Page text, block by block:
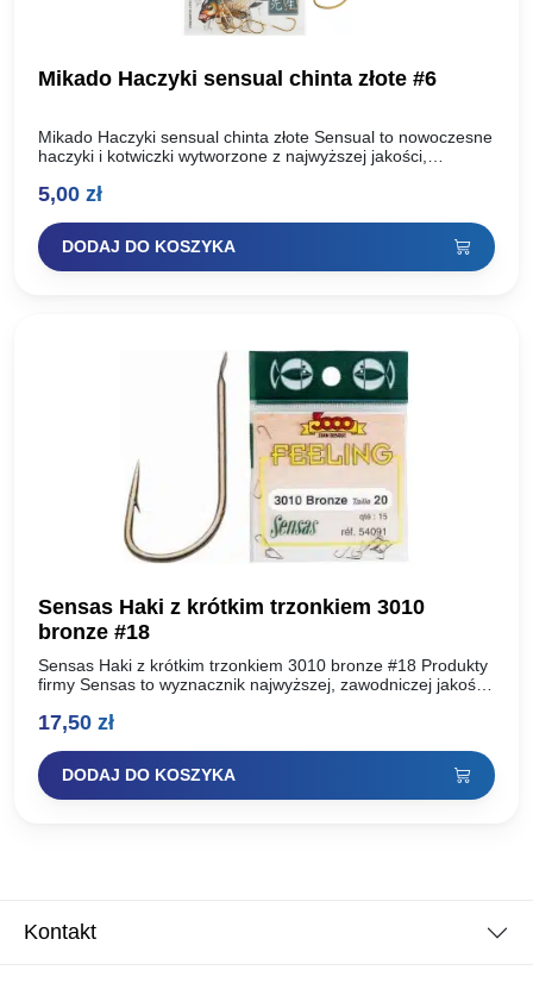
Mikado Haczyki sensual chinta złote #6
Mikado Haczyki sensual chinta złote Sensual to nowoczesne
haczyki i kotwiczki wytworzone z najwyższej jakości,
technologii ostrzenia: Mechanicznej oraz…
5,00 zł
DODAJ DO KOSZYKA
Sensas Haki z krótkim trzonkiem 3010
bronze #18
Sensas Haki z krótkim trzonkiem 3010 bronze #18 Produkty
firmy Sensas to wyznacznik najwyższej, zawodniczej jakości.
bardziej wymagających…
17,50 zł
DODAJ DO KOSZYKA
Kontakt